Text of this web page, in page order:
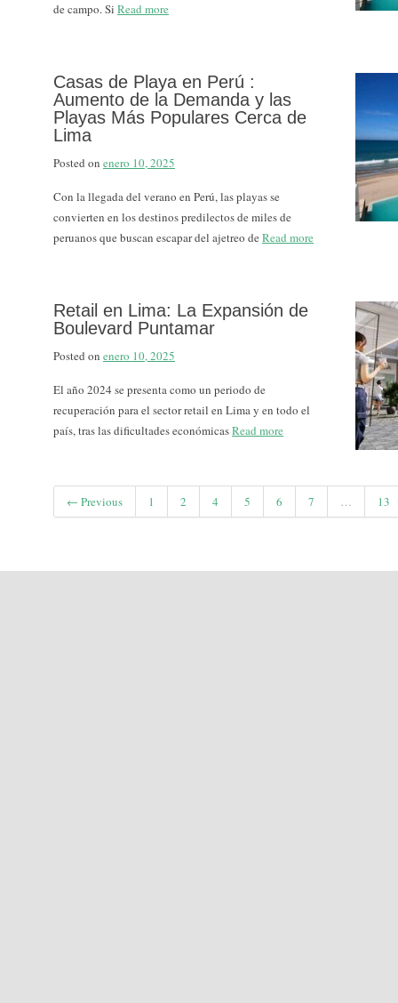
de campo. Si Read more
Casas de Playa en Perú :
Aumento de la Demanda y las
Playas Más Populares Cerca de
Lima
Posted on enero 10, 2025
Con la llegada del verano en Perú, las playas se
convierten en los destinos predilectos de miles de
peruanos que buscan escapar del ajetreo de Read more
Retail en Lima: La Expansión de
Boulevard Puntamar
Posted on enero 10, 2025
El año 2024 se presenta como un periodo de
recuperación para el sector retail en Lima y en todo el
país, tras las dificultades económicasRead more
← Previous 1 2 4 5 6 7 … 13